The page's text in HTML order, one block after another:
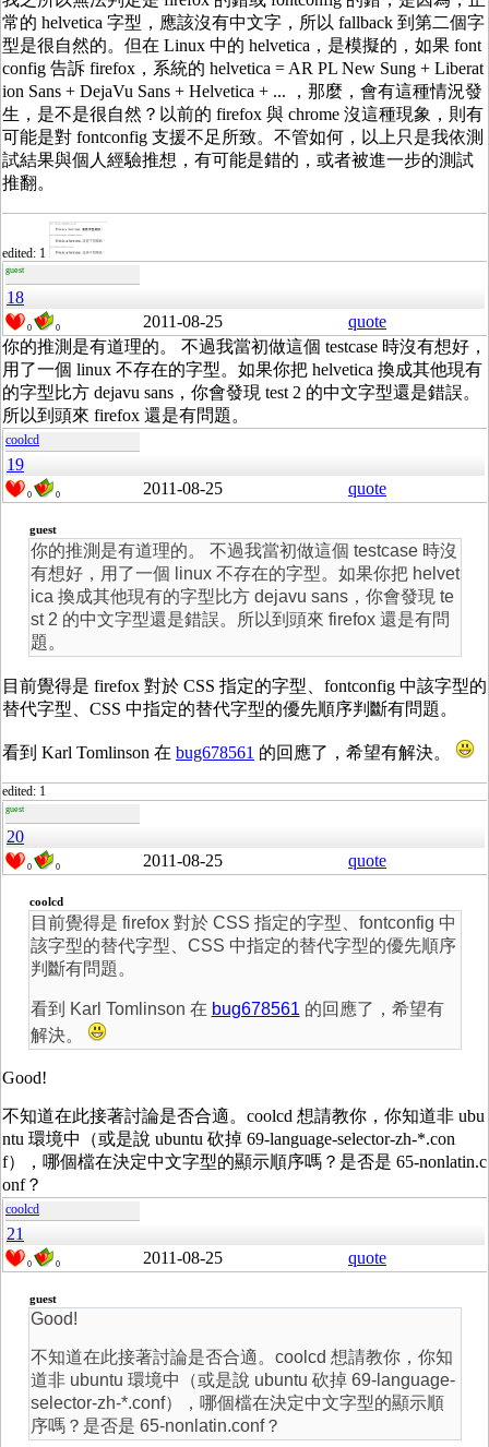
常的 helvetica 字型，應該沒有中文字，所以 fallback 到第二個字
型是很自然的。但在 Linux 中的 helvetica，是模擬的，如果 font
config 告訴 firefox，系統的 helvetica = AR PL New Sung + Liberat
ion Sans + DejaVu Sans + Helvetica + ... ，那麼，會有這種情況發
生，是不是很自然？以前的 firefox 與 chrome 沒這種現象，則有
可能是對 fontconfig 支援不足所致。不管如何，以上只是我依測
試結果與個人經驗推想，有可能是錯的，或者被進一步的測試
推翻。
edited: 1
guest
18
0 0 2011-08-25
quote
你的推測是有道理的。 不過我當初做這個 testcase 時沒有想好，
用了一個 linux 不存在的字型。如果你把 helvetica 換成其他現有
的字型比方 dejavu sans，你會發現 test 2 的中文字型還是錯誤。
所以到頭來 firefox 還是有問題。
coolcd
19
0 0 2011-08-25 quote
guest
你的推測是有道理的。 不過我當初做這個 testcase 時沒
有想好，用了一個 linux 不存在的字型。如果你把 helvet
ica 換成其他現有的字型比方 dejavu sans，你會發現 te
st 2 的中文字型還是錯誤。所以到頭來 firefox 還是有問
題。
目前覺得是 firefox 對於 CSS 指定的字型、fontconfig 中該字型的
替代字型、CSS 中指定的替代字型的優先順序判斷有問題。
看到 Karl Tomlinson 在 bug678561 的回應了，希望有解決。
edited: 1
guest
20
0 0 2011-08-25 quote
coolcd
目前覺得是 firefox 對於 CSS 指定的字型、fontconfig 中
該字型的替代字型、CSS 中指定的替代字型的優先順序
判斷有問題。
看到 Karl Tomlinson 在 bug678561的回應了，希望有
解決。
Good!
不知道在此接著討論是否合適。coolcd 想請教你，你知道非 ubu
ntu 環境中（或是說 ubuntu 砍掉 69-language-selector-zh-*.con
f），哪個檔在決定中文字型的顯示順序嗎？是否是 65-nonlatin.c
onf？
coolcd
21
0 0 2011-08-25 quote
guest
Good!
不知道在此接著討論是否合適。coolcd 想請教你，你知
道非 ubuntu 環境中（或是說 ubuntu 砍掉 69-language-
selector-zh-*.conf），哪個檔在決定中文字型的顯示順
序嗎？是否是 65-nonlatin.conf？